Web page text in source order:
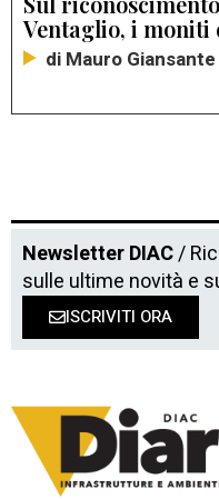
Ventaglio, i moniti
di Mauro Giansante
Newsletter DIAC/
sulle ultime novità e
ISCRIVITI ORA